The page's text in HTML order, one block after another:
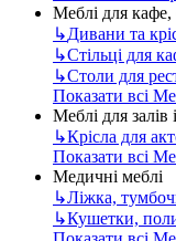
Меблі для кафе,
↳Дивани та
↳Стільці для
↳Столи для
Показати всі
Меблі для залів
↳Крісла для
Показати всі
Медичні меблі
↳Ліжка,
↳Кушетки,